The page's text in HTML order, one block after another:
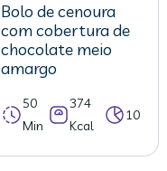
Bolo de cenoura
com cobertura de
chocolate meio
amargo
50
Min
374
Kcal
10